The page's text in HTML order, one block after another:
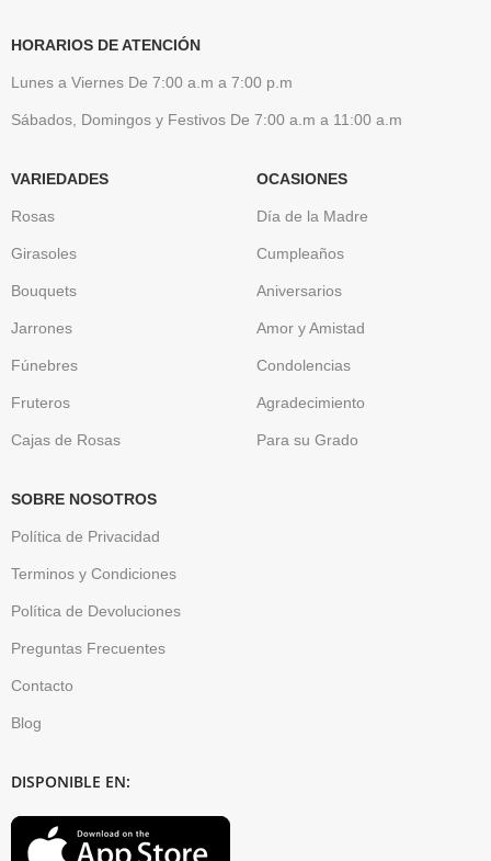
HORARIOS DE ATENCIÓN
Lunes a Viernes De 7:00 a.m a 7:00 p.m
Sábados, Domingos y Festivos De 7:00 a.m a 11:00 a.m
VARIEDADES
Rosas
Girasoles
Bouquets
Jarrones
Fúnebres
Fruteros
Cajas de Rosas
OCASIONES
Día de la Madre
Cumpleaños
Aniversarios
Amor y Amistad
Condolencias
Agradecimiento
Para su Grado
SOBRE NOSOTROS
Política de Privacidad
Terminos y Condiciones
Política de Devoluciones
Preguntas Frecuentes
Contacto
Blog
DISPONIBLE EN: